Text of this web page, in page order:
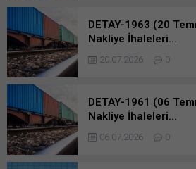
DETAY-1963 (20
Nakliye İhaleleri…
20.07.2026 0
DETAY-1961 (06
Nakliye İhaleleri…
06.07.2026 0